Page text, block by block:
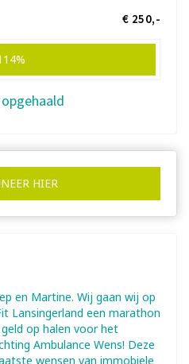
€ 250,-
HIER
en Martine. Wij gaan wij op
Lansingerland een marathon
op halen voor het
Ambulance Wens! Deze
wensen van immobiele